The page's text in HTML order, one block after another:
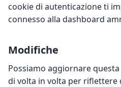
cookie di autenticazione ti
connesso alla dashboard
Modifiche
Possiamo aggiornare
di volta in volta per riflettere